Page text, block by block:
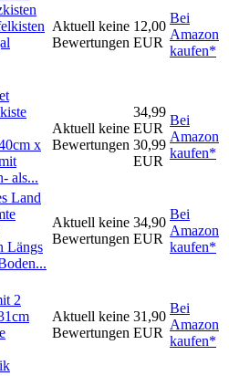
Aktuell keine
Bewertungen
12,00
EUR
Bei
Amazon
kaufen*
x
als...
Aktuell keine
Bewertungen
34,99
EUR
30,99
EUR
Bei
Amazon
kaufen*
Land
Längs
Aktuell keine
Bewertungen
34,90
EUR
Bei
Amazon
kaufen*
2
Aktuell keine
Bewertungen
31,90
EUR
Bei
Amazon
kaufen*